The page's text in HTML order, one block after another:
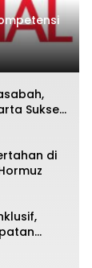
Sukses
di